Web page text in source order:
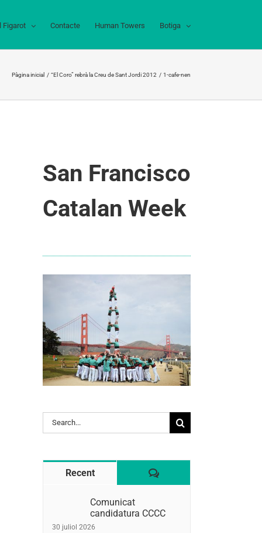
Figarot Contacte Human Towers Botiga
Pàgina inicial “El Coro” rebrà la Creu de Sant Jordi 2012 1-cafe-nen
San Francisco
Catalan Week
Search
for:
Recent Comentaris
Comunicat
candidatura CCCC
30 juliol 2026